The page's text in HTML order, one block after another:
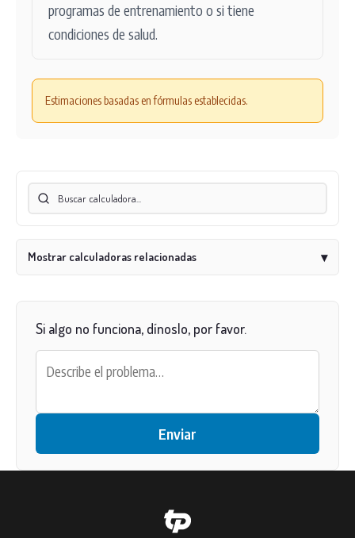
programas de entrenamiento o si tiene
condiciones de salud.
Estimaciones basadas en fórmulas establecidas.
Mostrar calculadoras relacionadas ▾
Si algo no funciona, dínoslo, por favor.
Enviar